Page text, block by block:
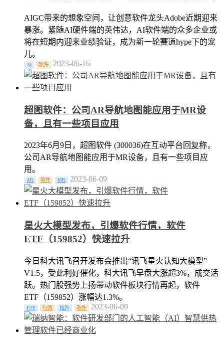
AIGC带来的想象空间，让创意软件龙头Adobe近期迎来
暴涨。紧随AI硬件端的英伟达，AI软件端的众多企业或
将在短期内迎来业绩验证，成为新一轮赛道hype下的宠
儿。
AI 软件 2023-06-16
超图软件：公司AR导航地图能应用于MR设
备，且有一些项目应用
2023年6月9日，超图软件 (300036)在互动平台回复称，
公司AR导航地图能应用于MR设备，且有一些项目应
用。
AR 软件 MR 2023-06-09
星火大模型发布，引爆软件行情，软件
ETF（159852）快速拉升
今日科大讯飞召开发布会推出“讯飞星火认知大模型”
V1.5，受此利好催化，科大讯飞早盘大涨超3%，成交活
跃。热门股强势上扬带动软件板块行情再起，软件
ETF（159852）涨幅达1.3%。
ETF 行情 拉升 软件 2023-06-09